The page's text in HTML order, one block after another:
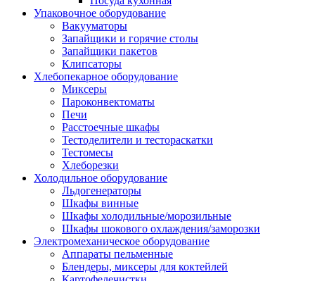
Упаковочное оборудование
Вакууматоры
Запайщики и горячие столы
Запайщики пакетов
Клипсаторы
Хлебопекарное оборудование
Миксеры
Пароконвектоматы
Печи
Расстоечные шкафы
Тестоделители и тестораскатки
Тестомесы
Хлеборезки
Холодильное оборудование
Льдогенераторы
Шкафы винные
Шкафы холодильные/морозильные
Шкафы шокового охлаждения/заморозки
Электромеханическое оборудование
Аппараты пельменные
Блендеры, миксеры для коктейлей